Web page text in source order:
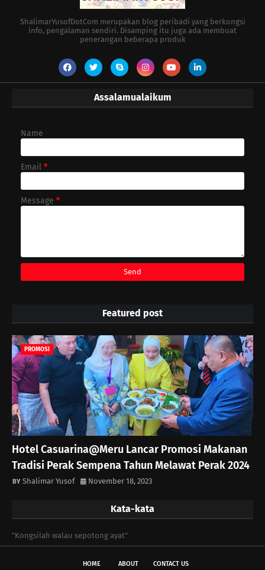
ShalimarYusofDotCom merupakan blog peribadi yang berkongsi
info, pengalaman sendiri. Disamping itu juga ada membuat
penerangan beberapa produk
Assalamualaikum
Name
Email *
Message *
Featured post
PROMOSI
Hotel Casuarina@Meru Lancar Promosi Makanan
Tradisi Perak Sempena Tahun Melawat Perak 2024
Shalimar Yusof November 18, 2023
Kata-kata
"Kongsilah walau sepotong ayat"
HOME ABOUT CONTACT US